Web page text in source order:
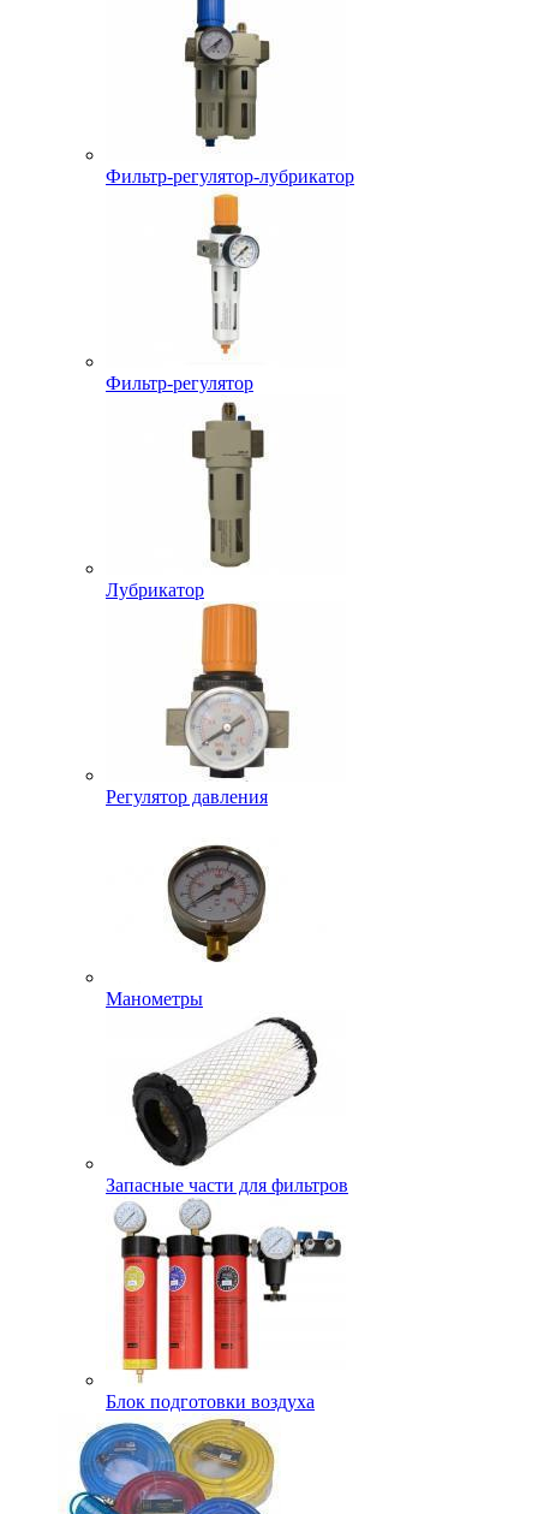
Фильтр-регулятор-лубрикатор
Фильтр-регулятор
Лубрикатор
Регулятор давления
Манометры
Запасные части для фильтров
Блок подготовки воздуха